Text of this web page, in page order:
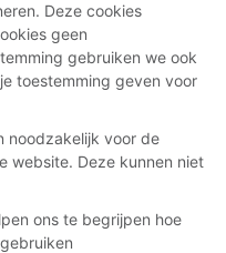
Deze cookies
geen
gebruiken we ook
toestemming geven voor
noodzakelijk voor de
website. Deze kunnen niet
ons te begrijpen hoe